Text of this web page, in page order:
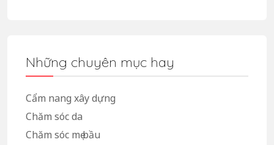
Những chuyên mục hay
Cẩm nang xây dựng
Chăm sóc da
Chăm sóc mẹ bầu